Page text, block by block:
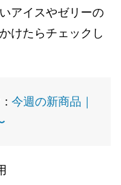
アイスやゼリーの
けたらチェックし
: 今週の新商品｜